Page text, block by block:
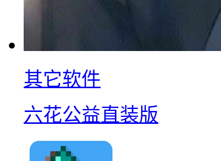
其它软件
六花公益直装版